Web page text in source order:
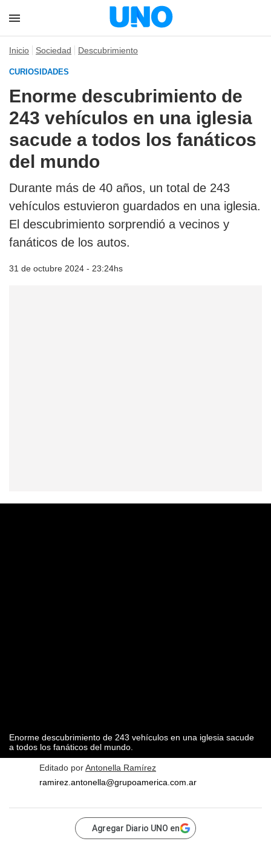
Inicio Sociedad Descubrimiento
CURIOSIDADES
Enorme descubrimiento de
243 vehículos en una iglesia
sacude a todos los fanáticos
del mundo
Durante más de 40 años, un total de 243
vehículos estuvieron guardados en una iglesia.
El descubrimiento sorprendió a vecinos y
fanáticos de los autos.
31 de octubre 2024 - 23:24hs
Enorme descubrimiento de 243 vehículos en una iglesia sacude
a todos los fanáticos del mundo.
Editado porAntonella Ramírez
ramirez.antonella@grupoamerica.com.ar
Agregar Diario UNO en